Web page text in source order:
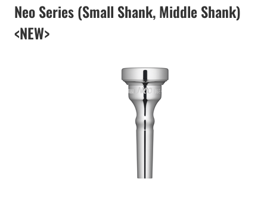
Neo Series (Small Shank, Middle Shank)
<NEW>